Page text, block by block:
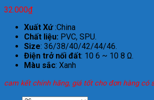
32.000₫
Xuất Xứ:China
Chất liệu: PVC, SPU.
Size: 36/38/40/42/44/46.
Điện trở nối đất: 10 6 ~ 10 8 Ω.
Màu sắc: Xanh
cam kết chính hãng, giá tốt cho đơn hàng có